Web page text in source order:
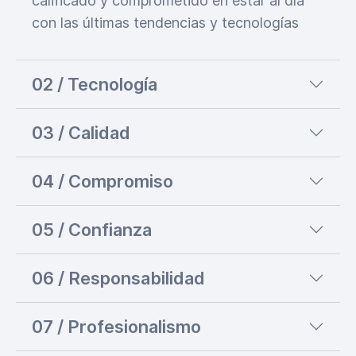
con las últimas tendencias y tecnologías
02 / Tecnología
03 / Calidad
04 / Compromiso
05 / Confianza
06 / Responsabilidad
07 / Profesionalismo